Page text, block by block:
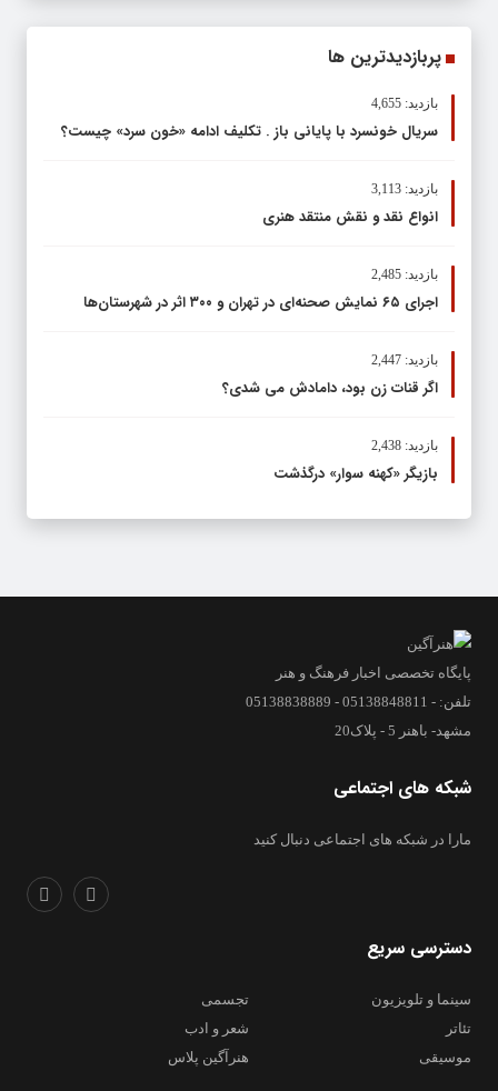
پربازدیدترین ها
بازدید: 4,655
سریال خونسرد با پایانی باز . تکلیف ادامه «خون سرد» چیست؟
بازدید: 3,113
انواع نقد و نقش منتقد هنری
بازدید: 2,485
اجرای ۶۵ نمایش صحنه‌ای در تهران و ۳۰۰ اثر در شهرستان‌ها
بازدید: 2,447
اگر قنات زن بود، دامادش می شدی؟
بازدید: 2,438
بازیگر «کهنه سوار» درگذشت
پایگاه تخصصی اخبار فرهنگ و هنر
تلفن: - 05138848811 - 05138838889
مشهد- باهنر 5 - پلاک20
شبکه های اجتماعی
مارا در شبکه های اجتماعی دنبال کنید
دسترسی سریع
سینما و تلویزیون
تجسمی
تئاتر
شعر و ادب
موسیقی
هنرآگین پلاس